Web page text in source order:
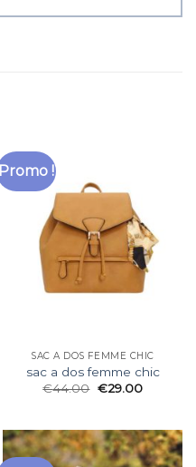
Promo !
SAC A DOS FEMME CHIC
sac a dos femme chic
€44.00 €29.00